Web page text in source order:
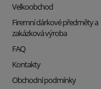
Velkoobchod
Firemní dárkové předměty a
zakázková výroba
FAQ
Kontakty
Obchodní podmínky